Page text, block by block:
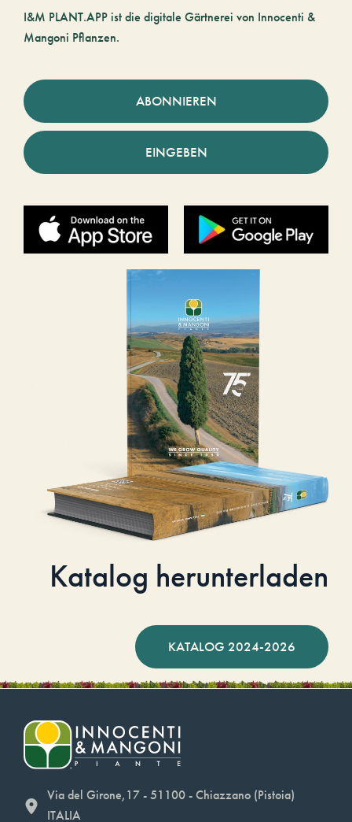
I&M PLANT.APP ist die digitale Gärtnerei von Innocenti &
Mangoni Pflanzen.
ABONNIEREN
EINGEBEN
Katalog herunterladen
KATALOG 2024-2026
Via del Girone,17 - 51100 - Chiazzano (Pistoia)
ITALIA